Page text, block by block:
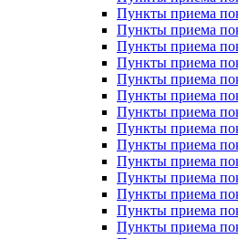
Пункты приема
Пункты приема
Пункты приема
Пункты приема
Пункты приема
Пункты приема
Пункты приема
Пункты приема
Пункты приема
Пункты приема
Пункты приема
Пункты приема
Пункты приема
Пункты приема